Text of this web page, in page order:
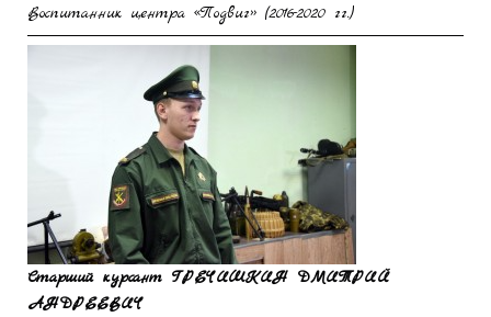
Воспитанник центра «Подвиг» (2016-2020 гг.)
Старший курсант ГРЕЧИШКИН ДМИТРИЙ
АНДРЕЕВИЧ